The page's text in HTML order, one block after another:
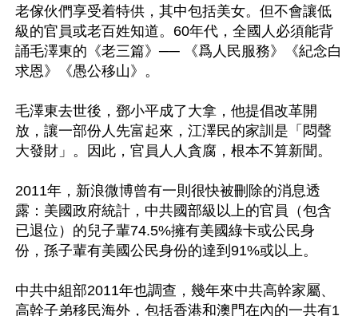
老傢伙們享受着特供，其中包括美女。但不會讓低
級的官員或老百姓知道。60年代，全國人必須能背
誦毛澤東的《老三篇》── 《爲人民服務》《紀念白
求恩》《愚公移山》。
毛澤東去世後，鄧小平成了大拿，他提倡改革開
放，讓一部份人先富起來，江澤民的家訓是「悶聲
大發財」。因此，官員人人貪腐，根本不算新聞。
2011年，新浪微博曾有一則很快被刪除的消息透
露：美國政府統計，中共國部級以上的官員（包含
已退位）的兒子輩74.5%擁有美國綠卡或公民身
份，孫子輩有美國公民身份的達到91%或以上。
中共中組部2011年也調查，幾年來中共高幹家屬、
高幹子弟移民海外，包括香港和澳門在內的一共有1